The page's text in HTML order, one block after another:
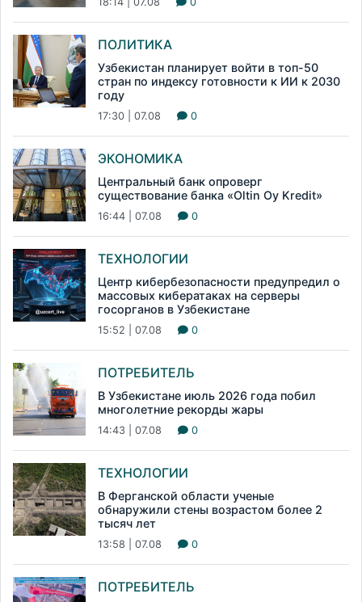
ПОЛИТИКА
Узбекистан планирует войти в топ-50
стран по индексу готовности к ИИ к 2030
году
17:30 | 07.08 0
ЭКОНОМИКА
Центральный банк опроверг
существование банка «Oltin Oy Kredit»
16:44 | 07.08 0
ТЕХНОЛОГИИ
Центр кибербезопасности предупредил о
массовых кибератаках на серверы
госорганов в Узбекистане
15:52 | 07.08 0
ПОТРЕБИТЕЛЬ
В Узбекистане июль 2026 года побил
многолетние рекорды жары
14:43 | 07.08 0
ТЕХНОЛОГИИ
В Ферганской области ученые
обнаружили стены возрастом более 2
тысяч лет
13:58 | 07.08 0
ПОТРЕБИТЕЛЬ